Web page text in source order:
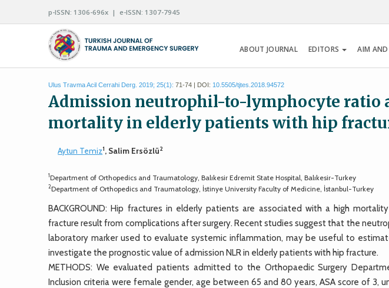
p-ISSN: 1306-696x | e-ISSN: 1307-7945
ABOUT JOURNAL EDITORS AIM AND
Ulus Travma Acil Cerrahi Derg. 2019; 25(1): 71-74 | DOI: 10.5505/tjtes.2018.94572
Admission neutrophil-to-lymphocyte ratio
mortality in elderly patients with hip
Aytun Temiz1, Salim Ersözlü2
1Department of Orthopedics and Traumatology, Balıkesir Edremit State Hospital, Balıkesir-Turkey
2Department of Orthopedics and Traumatology, İstinye University Faculty of Medicine, İstanbul-Turkey
BACKGROUND: Hip fractures in elderly patients are associated with a high
fracture result from complications after surgery. Recent studies suggest that the
laboratory marker used to evaluate systemic inflammation, may be useful to
investigate the prognostic value of admission NLR in elderly patients with hip fracture.
METHODS: We evaluated patients admitted to the Orthopaedic Surgery
Inclusion criteria were female gender, age between 65 and 80 years, ASA score of 3,